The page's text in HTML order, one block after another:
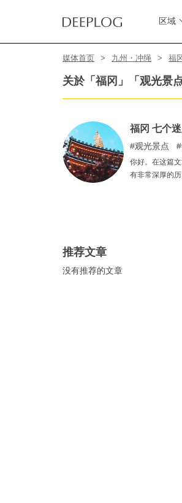
区域
媒体首页 九州・冲绳 福
关於「福冈」「观光景
福冈 七个
观光景点
你好。在这篇
有非常深厚的
推荐文章
没有推荐的文章